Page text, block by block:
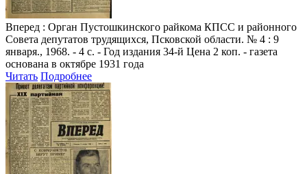
Вперед : Орган Пустошкинского райкома КПСС и районного
Совета депутатов трудящихся, Псковской области. № 4 : 9
января., 1968. - 4 с. - Год издания 34-й Цена 2 коп. - газета
основана в октябре 1931 года
Читать Подробнее